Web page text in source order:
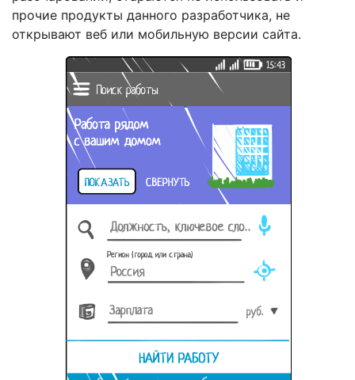
прочие продукты данного разработчика, не
открывают веб или мобильную версии сайта.